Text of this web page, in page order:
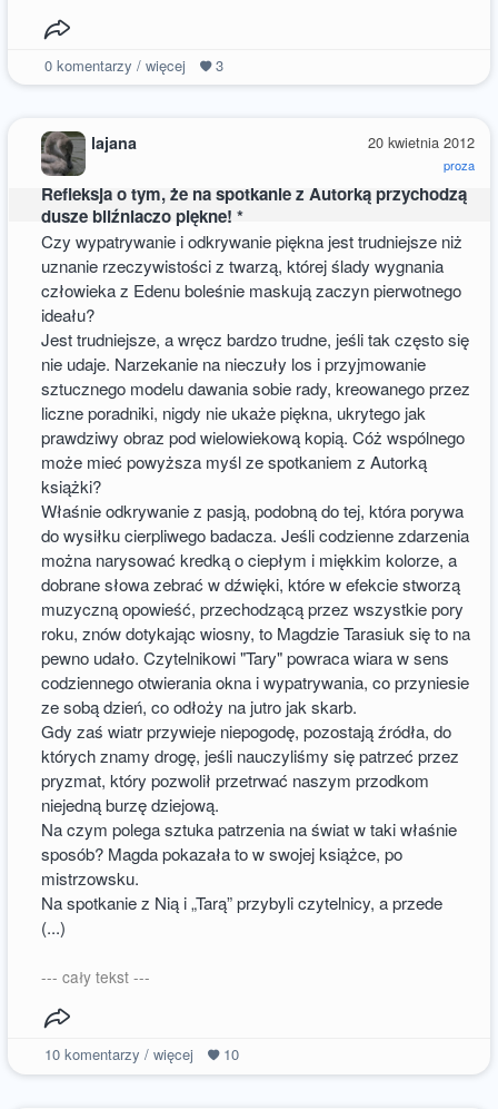
0komentarzy / więcej 3
20 kwietnia 2012
proza
lajana
Refleksja o tym, że na spotkanie z Autorką przychodzą
dusze bliźniaczo piękne! *
Czy wypatrywanie i odkrywanie piękna jest trudniejsze niż
uznanie rzeczywistości z twarzą, której ślady wygnania
człowieka z Edenu boleśnie maskują zaczyn pierwotnego
ideału?
Jest trudniejsze, a wręcz bardzo trudne, jeśli tak często się
nie udaje. Narzekanie na nieczuły los i przyjmowanie
sztucznego modelu dawania sobie rady, kreowanego przez
liczne poradniki, nigdy nie ukaże piękna, ukrytego jak
prawdziwy obraz pod wielowiekową kopią. Cóż wspólnego
może mieć powyższa myśl ze spotkaniem z Autorką
książki?
Właśnie odkrywanie z pasją, podobną do tej, która porywa
do wysiłku cierpliwego badacza. Jeśli codzienne zdarzenia
można narysować kredką o ciepłym i miękkim kolorze, a
dobrane słowa zebrać w dźwięki, które w efekcie stworzą
muzyczną opowieść, przechodzącą przez wszystkie pory
roku, znów dotykając wiosny, to Magdzie Tarasiuk się to na
pewno udało. Czytelnikowi "Tary" powraca wiara w sens
codziennego otwierania okna i wypatrywania, co przyniesie
ze sobą dzień, co odłoży na jutro jak skarb.
Gdy zaś wiatr przywieje niepogodę, pozostają źródła, do
których znamy drogę, jeśli nauczyliśmy się patrzeć przez
pryzmat, który pozwolił przetrwać naszym przodkom
niejedną burzę dziejową.
Na czym polega sztuka patrzenia na świat w taki właśnie
sposób? Magda pokazała to w swojej książce, po
mistrzowsku.
Na spotkanie z Nią i „Tarą” przybyli czytelnicy, a przede
(...)
--- cały tekst ---
10komentarzy / więcej 10